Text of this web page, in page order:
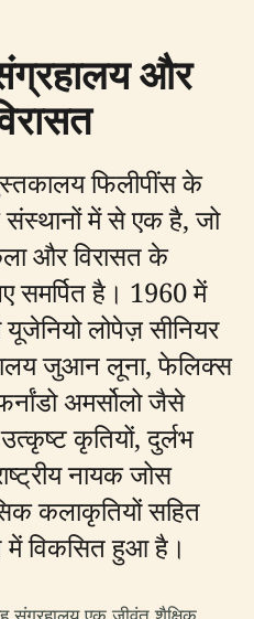
और
फिलीपींस के
में से एक है, जो
और विरासत के
समर्पित है। 1960 में
यूजेनियो लोपेज़ सीनियर
जुआन लूना, फेलिक्स
अमर्सोलो जैसे
कृतियों, दुर्लभ
नायक जोस
कलाकृतियों सहित
विकसित हुआ है।